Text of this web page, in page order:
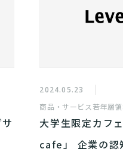
2024.05.23
商品・サービス 若年層
大学生限定カ
cafe」 企業の認